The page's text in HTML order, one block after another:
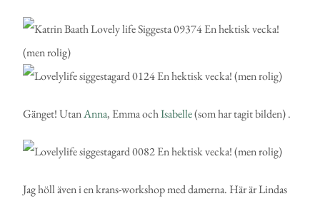
Gänget! UtanAnna, Emma ochIsabelle(som har tagit bilden) .
Jag höll även i en krans-workshop med damerna. Här är Lindas